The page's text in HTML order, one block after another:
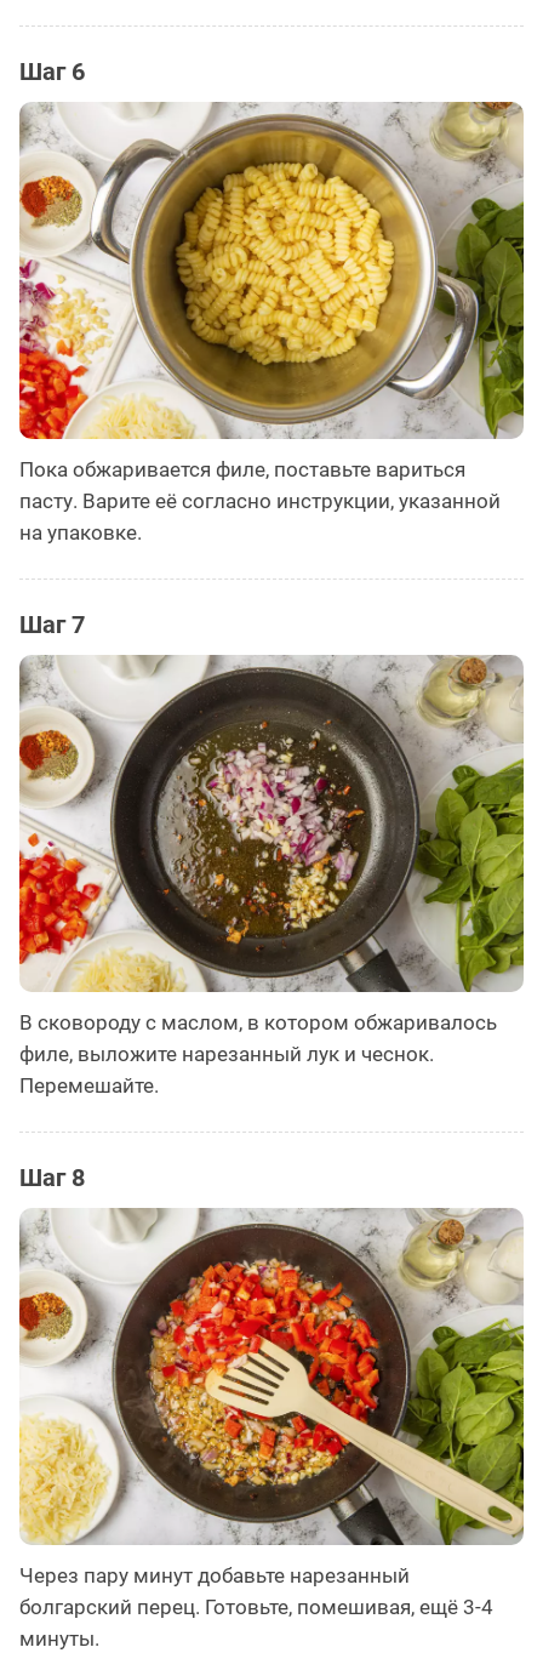
Шаг 6
Пока обжаривается филе, поставьте вариться
пасту. Варите её согласно инструкции, указанной
на упаковке.
Шаг 7
В сковороду с маслом, в котором обжаривалось
филе, выложите нарезанный лук и чеснок.
Перемешайте.
Шаг 8
Через пару минут добавьте нарезанный
болгарский перец. Готовьте, помешивая, ещё 3-4
минуты.